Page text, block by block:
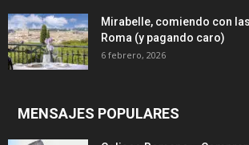
Mirabelle, comiendo con
Roma (y pagando caro)
6 febrero, 2026
MENSAJES POPULARES